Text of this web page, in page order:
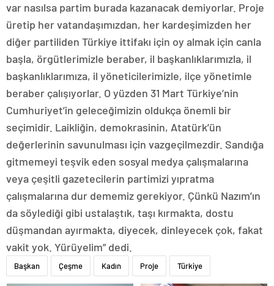
var nasılsa partim burada kazanacak demiyorlar. Proje
üretip her vatandaşımızdan, her kardeşimizden her
diğer partiliden Türkiye ittifakı için oy almak için canla
başla, örgütlerimizle beraber, il başkanlıklarımızla, il
başkanlıklarımıza, il yöneticilerimizle, ilçe yönetimle
beraber çalışıyorlar. O yüzden 31 Mart Türkiye’nin
Cumhuriyet’in geleceğimizin oldukça önemli bir
seçimidir. Laikliğin, demokrasinin, Atatürk’ün
değerlerinin savunulması için vazgeçilmezdir. Sandığa
gitmemeyi teşvik eden sosyal medya çalışmalarına
veya çeşitli gazetecilerin partimizi yıpratma
çalışmalarına dur dememiz gerekiyor. Çünkü Nazım’ın
da söylediği gibi ustalaştık, taşı kırmakta, dostu
düşmandan ayırmakta, diyecek, dinleyecek çok, fakat
vakit yok. Yürüyelim” dedi.
Başkan Çeşme Kadın Proje Türkiye